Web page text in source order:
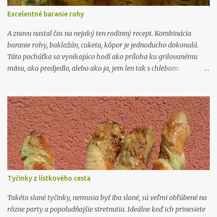
Vám bude zdať cesto príliš tuhé tak pridajte trošku vlažnej vody, ja
som tentokrát nemusel pridávať žiadnu vodu. Ono to závisí aj od
druhu múky a samozrejme cmaru. To už uvidíte. Pos...
Excelentné baranie rohy
A znovu nastal čas na nejaký ten rodinný recept. Kombinácia
baranie rohy, baklažán, cuketa, kôpor je jednoducho dokonalá.
Táto pochúťka sa vynikajúco hodí ako príloha ku grilovanému
mäsu, ako predjedlo, alebo ako ja, jem len tak s chlebom.
Však si ho vyskúšajte pripraviť a uvidíte. Tak poďme na to. Čo
budeme potrebovať: 300g baranie rohy /vyberajte tie extrémne
štipľavé/ 500g baklažán 500g cuketa 1/2 viazaničky kôpru
1/2 citrónu /štava/ 4 strúčiky cesnaku /ak používate čínsky
tak dajte 7 strúčikov/ 1,5 dcl olivového oleja /kto nemá rád jeho
výraznejšiu chuť nech ho zmieša zo slnečnicovým v pomere 1:1 / 5
pol.lyžíc balsamikového octu čubrica, soľ, č. korenie.
Postup: Baranie rohy si opečieme či u...
Tyčinky z lístkového cesta
Takéto slané tyčinky, nemusia byť iba slané, sú veľmi obľúbené na
rôzne party a popoludňajšie stretnutia. Ideálne keď ich prinesiete